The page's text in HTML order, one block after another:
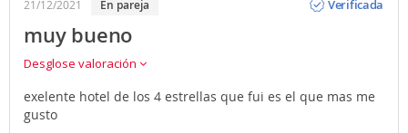
21/12/2021 en pareja
Verificada
muy bueno
Desglose valoración
exelente hotel de los 4 estrellas que fui es el que mas me
gusto